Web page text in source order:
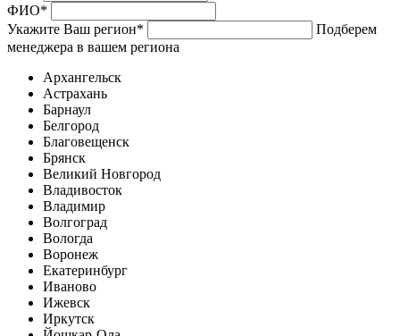
ФИО*
Укажите Ваш регион*
Подберем
менеджера в вашем региона
Архангельск
Астрахань
Барнаул
Белгород
Благовещенск
Брянск
Великий Новгород
Владивосток
Владимир
Волгоград
Вологда
Воронеж
Екатеринбург
Иваново
Ижевск
Иркутск